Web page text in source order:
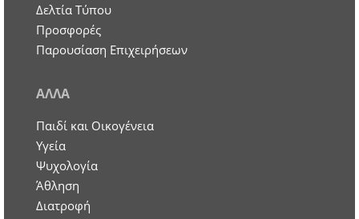
Δελτία Τύπου
Προσφορές
Παρουσίαση Επιχειρήσεων
ΑΛΛΑ
Παιδί και Οικογένεια
Υγεία
Ψυχολογία
Άθληση
Διατροφή